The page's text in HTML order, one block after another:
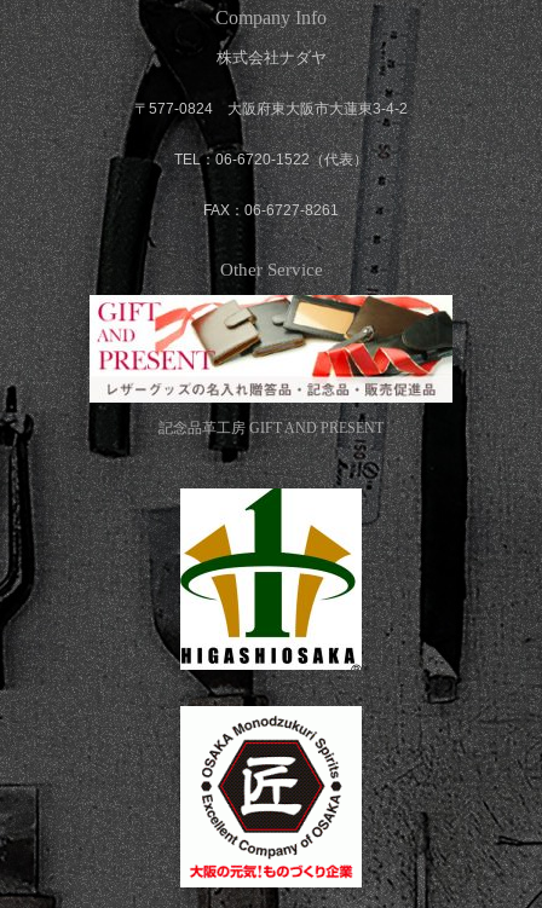
Company Info
株式会社ナダヤ
〒577-0824 大阪府東大阪市大蓮東3-4-2
TEL：06-6720-1522（代表）
FAX：06-6727-8261
Other Service
記念品革工房 GIFT AND PRESENT